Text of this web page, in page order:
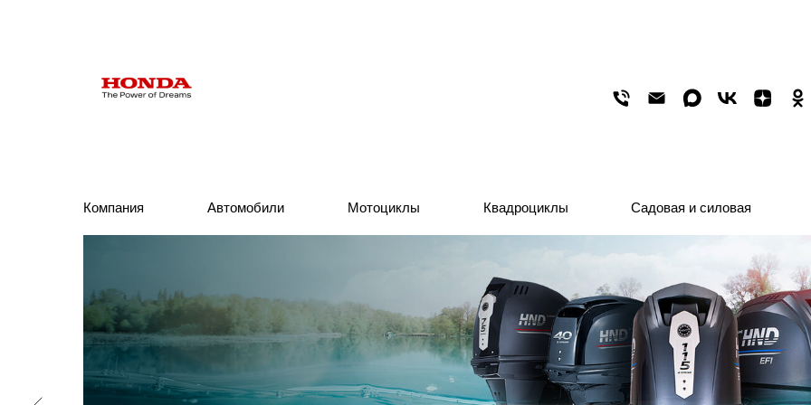
Компания Автомобили Мотоциклы Квадроциклы Садовая и силовая
Компания Автомобили Мотоциклы Квадроциклы Садовая и силовая